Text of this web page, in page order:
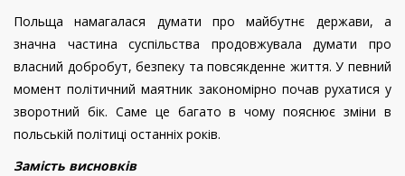
Польща намагалася думати про майбутнє держави, а
значна частина суспільства продовжувала думати про
власний добробут, безпеку та повсякденне життя. У певний
момент політичний маятник закономірно почав рухатися у
зворотний бік. Саме це багато в чому пояснює зміни в
польській політиці останніх років.
Замість висновків